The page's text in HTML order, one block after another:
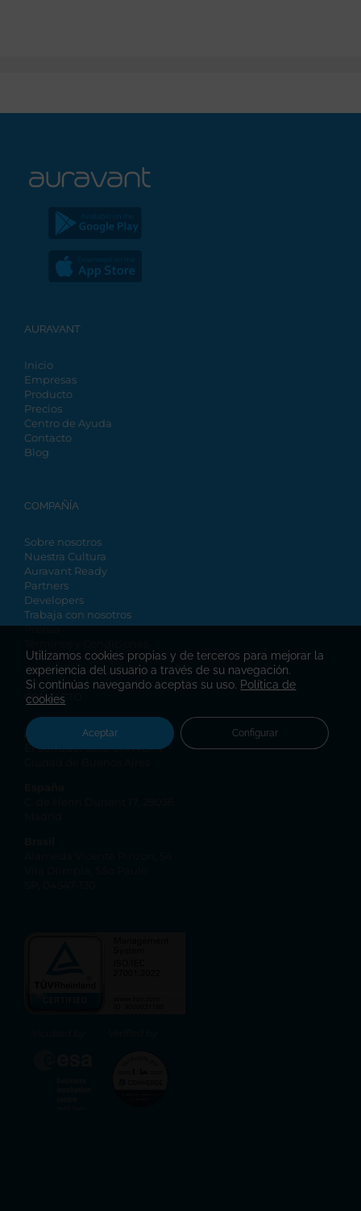
AURAVANT
Inicio
Empresas
Producto
Precios
Centro de Ayuda
Contacto
Blog
COMPAÑÍA
Sobre nosotros
Nuestra Cultura
Auravant Ready
Partners
Developers
Trabaja con nosotros
Prensa
CONTACTO
Argentina
El Salvador 5218, C1414BPV
Utilizamos cookies propias y de terceros para mejorar la
experiencia del usuario a través de su navegación.
Si continúas navegando aceptas su uso. Política de
cookies
Aceptar Configurar